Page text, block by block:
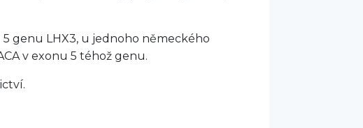
genu LHX3, u jednoho německého
v exonu 5 téhož genu.